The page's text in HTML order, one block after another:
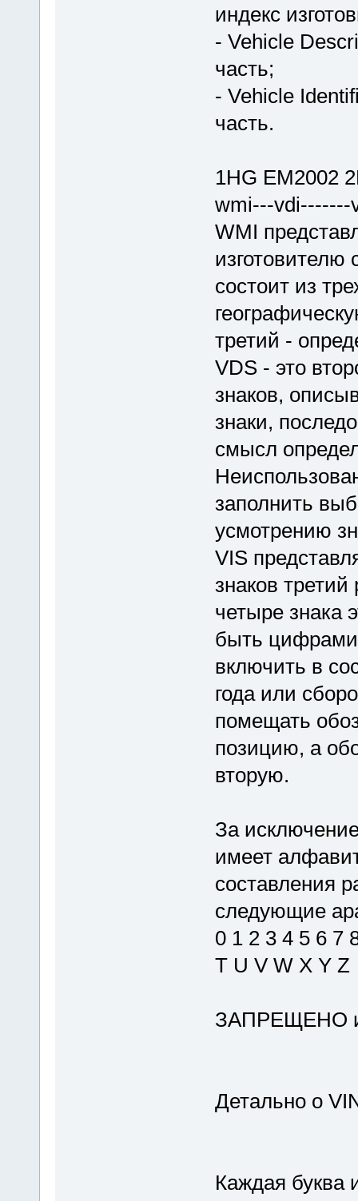
индекс
- Vehicle
часть;
- Vehicle
часть.
1HG EM2002
wmi---vdi-------
WMI
состоит из
третий -
VDS - это
знаков,
знаки,
смысл
заполнить
усмотрению
VIS
знаков
четыре знака
быть
включить в
года или
помещать
позицию, а
вторую.
За
имеет
составления
следующие
0 1 2 3 4 5 6 7
T U V W X Y Z
ЗАПРЕЩЕНО
Детально о
Каждая